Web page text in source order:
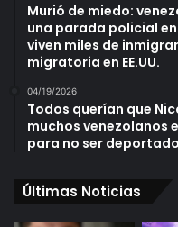
Murió de miedo:
una parada policial
viven miles de
migratoria en EE.UU.
04/19/2026
Todos querían que
muchos venezolanos
para no ser
Últimas Noticias